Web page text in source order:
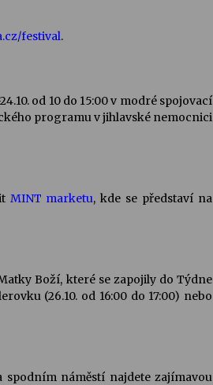
festival.
od 10 do 15:00 v modré spojovací
programu v jihlavské nemocnici
MINT marketu, kde se představí na
Boží, které se zapojily do Týdne
(26.10. od 16:00 do 17:00) nebo
spodním náměstí najdete zajímavou